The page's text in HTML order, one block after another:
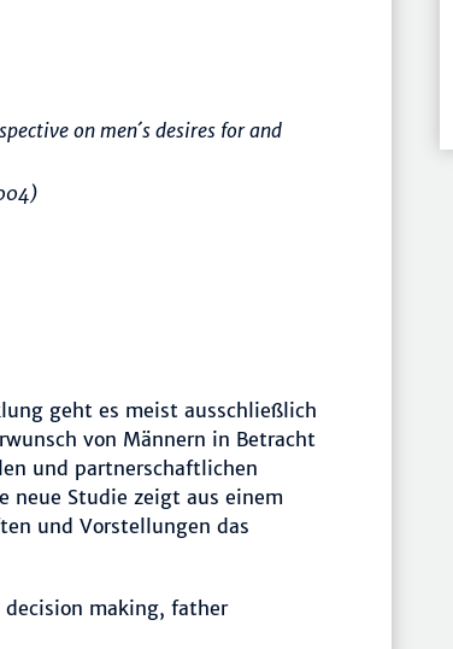
on men´s desires for and
geht es meist ausschließlich
von Männern in Betracht
und partnerschaftlichen
neue Studie zeigt aus einem
und Vorstellungen das
decision making, father